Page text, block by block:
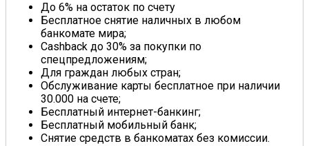
До 6% на остаток по счету
Бесплатное снятие наличных в любом
банкомате мира;
Cashback до 30% за покупки по
спецпредложениям;
Для граждан любых стран;
Обслуживание карты бесплатное при наличии
30.000 на счете;
Бесплатный интернет-банкинг;
Бесплатный мобильный банк;
Снятие средств в банкоматах без комиссии.